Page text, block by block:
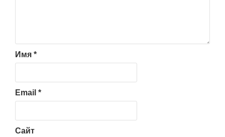
Имя *
Email *
Сайт